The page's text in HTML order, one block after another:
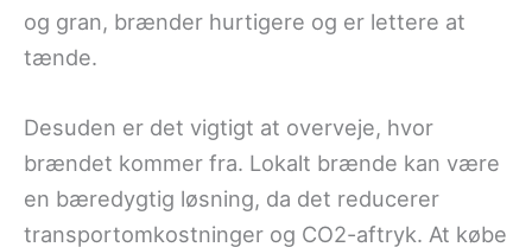
og gran, brænder hurtigere og er lettere at
tænde.
Desuden er det vigtigt at overveje, hvor
brændet kommer fra. Lokalt brænde kan være
en bæredygtig løsning, da det reducerer
transportomkostninger og CO2-aftryk. At købe